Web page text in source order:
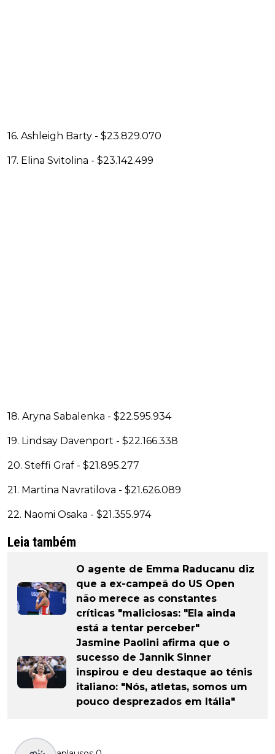
16. Ashleigh Barty - $23.829.070
17. Elina Svitolina - $23.142.499
18. Aryna Sabalenka - $22.595.934
19. Lindsay Davenport - $22.166.338
20. Steffi Graf - $21.895.277
21. Martina Navratilova - $21.626.089
22. Naomi Osaka - $21.355.974
Leia também
O agente de Emma Raducanu diz
que a ex-campeã do US Open
não merece as constantes
críticas "maliciosas: "Ela ainda
está a tentar perceber"
Jasmine Paolini afirma que o
sucesso de Jannik Sinner
inspirou e deu destaque ao ténis
italiano: "Nós, atletas, somos um
pouco desprezados em Itália"